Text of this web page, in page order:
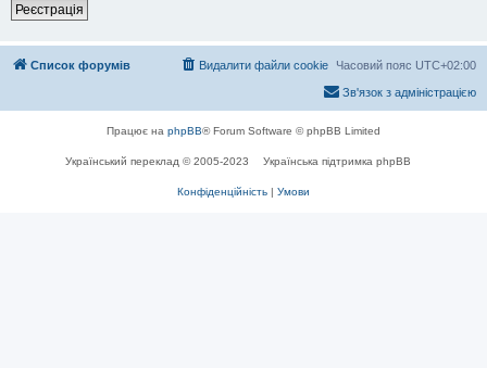
Реєстрація
Список форумів Часовий пояс UTC+02:00
Видалити файли cookie
Зв'язок з адміністрацією
Працює на phpBB® Forum Software © phpBB Limited
Український переклад © 2005-2023 Українська підтримка phpBB
Конфіденційність | Умови